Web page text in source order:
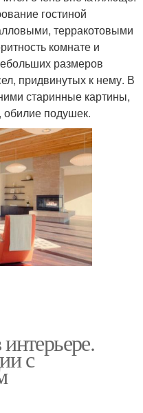
гостиной
терракотовыми
комнате и
размеров
придвинутых к нему. В
старинные картины,
подушек.
с